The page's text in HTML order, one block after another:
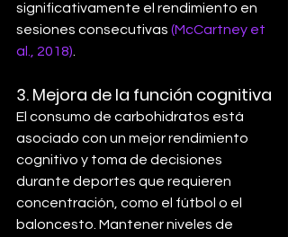
significativamente el rendimiento en
sesiones consecutivas (McCartney et
al., 2018).
3. Mejora de la función cognitiva
El consumo de carbohidratos está
asociado con un mejor rendimiento
cognitivo y toma de decisiones
durante deportes que requieren
concentración, como el fútbol o el
baloncesto. Mantener niveles de